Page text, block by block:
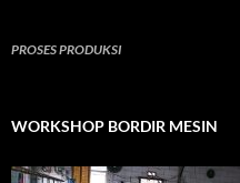
PROSES PRODUKSI
WORKSHOP BORDIR MESIN